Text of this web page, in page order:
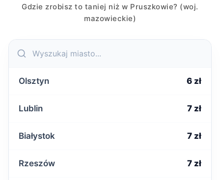
Gdzie zrobisz to taniej niż w Pruszkowie? (woj.
mazowieckie)
Olsztyn 6 zł
Lublin 7 zł
Białystok 7 zł
Rzeszów 7 zł